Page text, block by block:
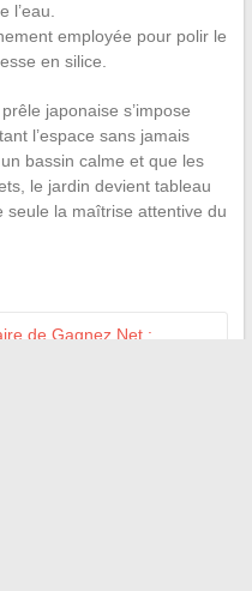
l’eau.
employée pour polir le
en silice.
japonaise s’impose
l’espace sans jamais
bassin calme et que les
le jardin devient tableau
seule la maîtrise attentive du
de Gagnez Net :